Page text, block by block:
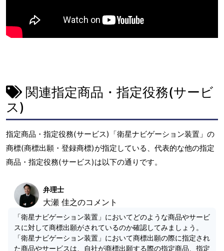
関連指定商品・指定役務(サービ
ス)
指定商品・指定役務(サービス)「衛星ナビゲーション装置」の
商標(商標出願・登録商標)が指定している、代表的な他の指定
商品・指定役務(サービス)は以下の通りです。
弁理士
大瀬 佳之のコメント
「衛星ナビゲーション装置」においてどのような商品やサービ
スに対して商標出願がされているのか確認してみましょう。
「衛星ナビゲーション装置」において商標出願の際に指定され
た商品やサービスは、自社が商標出願する際の指定商品、指定